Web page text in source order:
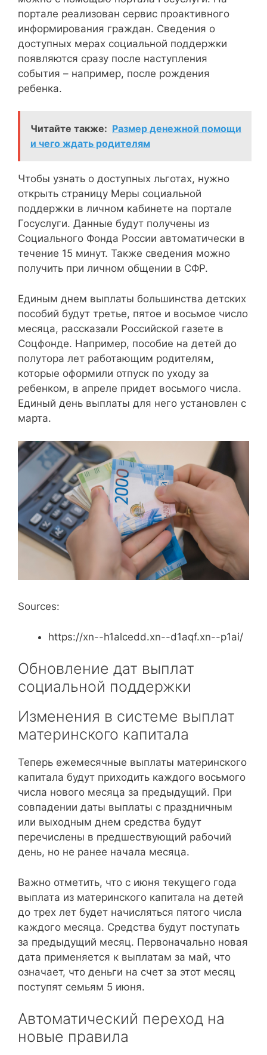
портале реализован сервис проактивного
информирования граждан. Сведения о
доступных мерах социальной поддержки
появляются сразу после наступления
события – например, после рождения
ребенка.
Читайте также: Размер денежной помощи
и чего ждать родителям
Чтобы узнать о доступных льготах, нужно
открыть страницу Меры социальной
поддержки в личном кабинете на портале
Госуслуги. Данные будут получены из
Социального Фонда России автоматически в
течение 15 минут. Также сведения можно
получить при личном общении в СФР.
Единым днем выплаты большинства детских
пособий будут третье, пятое и восьмое число
месяца, рассказали Российской газете в
Соцфонде. Например, пособие на детей до
полутора лет работающим родителям,
которые оформили отпуск по уходу за
ребенком, в апреле придет восьмого числа.
Единый день выплаты для него установлен с
марта.
Sources:
https://xn--h1alcedd.xn--d1aqf.xn--p1ai/
Обновление дат выплат
социальной поддержки
Изменения в системе выплат
материнского капитала
Теперь ежемесячные выплаты материнского
капитала будут приходить каждого восьмого
числа нового месяца за предыдущий. При
совпадении даты выплаты с праздничным
или выходным днем средства будут
перечислены в предшествующий рабочий
день, но не ранее начала месяца.
Важно отметить, что с июня текущего года
выплата из материнского капитала на детей
до трех лет будет начисляться пятого числа
каждого месяца. Средства будут поступать
за предыдущий месяц. Первоначально новая
дата применяется к выплатам за май, что
означает, что деньги на счет за этот месяц
поступят семьям 5 июня.
Автоматический переход на
новые правила